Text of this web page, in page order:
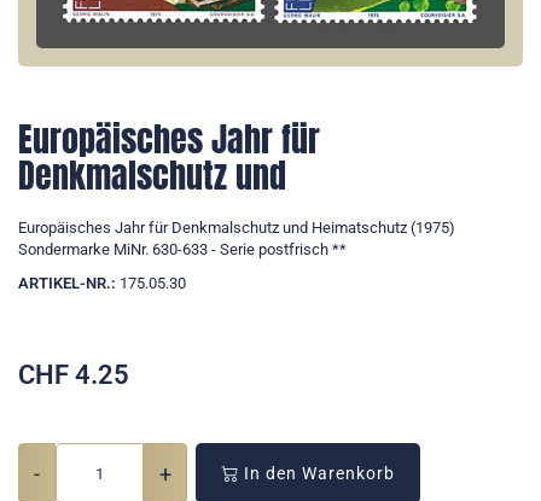
Europäisches Jahr für
Denkmalschutz und
Europäisches Jahr für Denkmalschutz und Heimatschutz (1975)
Sondermarke MiNr. 630-633 - Serie postfrisch **
ARTIKEL-NR.: 175.05.30
CHF 4.25
- + In den Warenkorb